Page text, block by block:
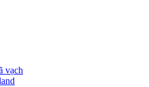
vạch